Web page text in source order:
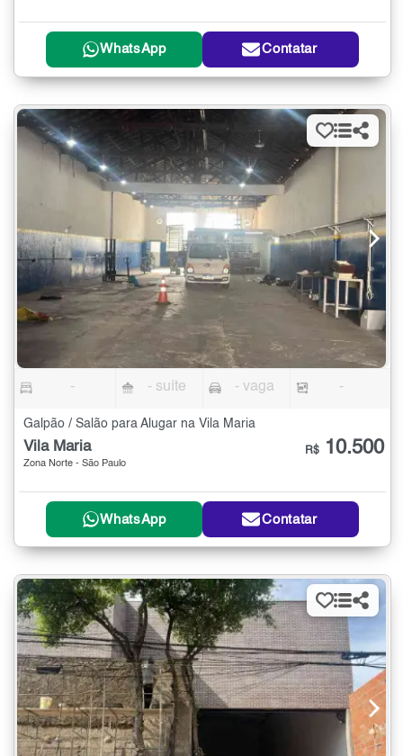
WhatsApp Contatar
- - suíte - vaga -
Galpão / Salão para Alugar na Vila Maria
Vila Maria
Zona Norte - São Paulo
R$ 10.500
WhatsApp Contatar